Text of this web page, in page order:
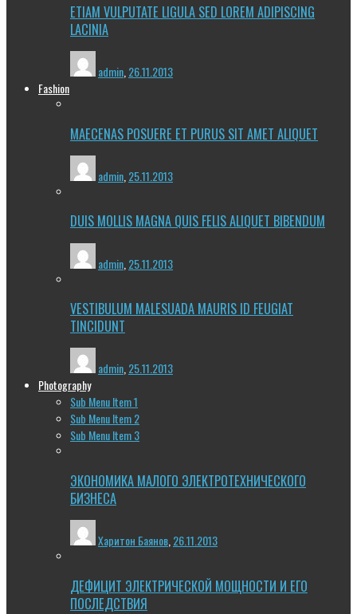
ETIAM VULPUTATE LIGULA SED LOREM ADIPISCING
LACINIA
admin 26.11.2013
Fashion
MAECENAS POSUERE ET PURUS SIT AMET ALIQUET
admin 25.11.2013
DUIS MOLLIS MAGNA QUIS FELIS ALIQUET BIBENDUM
admin 25.11.2013
VESTIBULUM MALESUADA MAURIS ID FEUGIAT
TINCIDUNT
admin,25.11.2013
Photography
Sub Menu Item 1
Sub Menu Item 2
Sub Menu Item 3
ЭКОНОМИКА МАЛОГО ЭЛЕКТРОТЕХНИЧЕСКОГО
БИЗНЕСА
Харитон Баянов 26.11.2013
ДЕФИЦИТ ЭЛЕКТРИЧЕСКОЙ МОЩНОСТИ И ЕГО
ПОСЛЕДСТВИЯ